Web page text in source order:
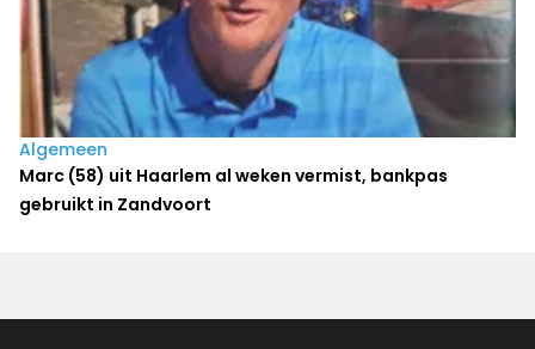
Algemeen
Marc (58) uit Haarlem al weken vermist, bankpas
gebruikt in Zandvoort